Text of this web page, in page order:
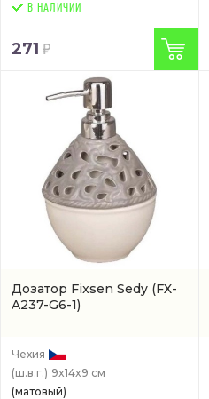
В НАЛИЧИИ
271
Дозатор Fixsen Sedy (FX-
A237-G6-1)
Чехия
(ш.в.г.) 9x14x9 см
(матовый)